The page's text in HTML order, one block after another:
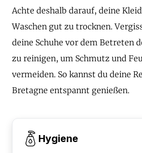
Achte deshalb darauf, deine
Waschen gut zu trocknen.
deine Schuhe vor dem Betreten
zu reinigen, um Schmutz und
vermeiden. So kannst du deine
Bretagne entspannt genießen.
Hygiene